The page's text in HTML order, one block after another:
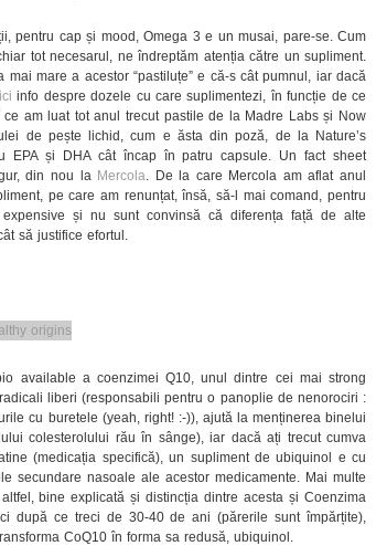
pentru cap și mood, Omega 3 e un musai, pare-se. Cum
tot necesarul, ne îndreptăm atenția către un supliment.
mare a acestor “pastiluțe” e că-s cât pumnul, iar dacă
info despre dozele cu care suplimentezi, în funcție de ce
am luat tot anul trecut pastile de la Madre Labs și Now
de pește lichid, cum e ăsta din poză, de la Nature’s
EPA și DHA cât încap în patru capsule. Un fact sheet
din nou la Mercola . De la care Mercola am aflat anul
pe care am renunțat, însă, să-l mai comand, pentru
și nu sunt convinsă că diferența față de alte
să justifice efortul.
available a coenzimei Q10, unul dintre cei mai strong
liberi (responsabili pentru o panoplie de nenorociri :
cu buretele (yeah, right! :-)), ajută la menținerea binelui
colesterolului rău în sânge), iar dacă ați trecut cumva
(medicația specifică), un supliment de ubiquinol e cu
secundare nasoale ale acestor medicamente. Mai multe
altfel, bine explicată și distincția dintre acesta și Coenzima
după ce treci de 30-40 de ani (părerile sunt împărțite),
CoQ10 în forma sa redusă, ubiquinol.